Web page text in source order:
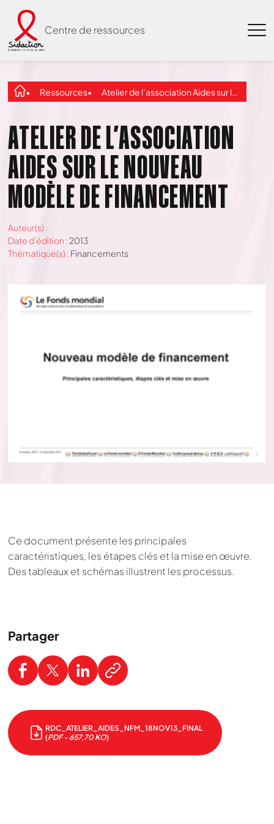
Centre de ressources
Ressources Atelier de l’association Aides sur le nouveau modèle de financement
ATELIER DE L’ASSOCIATION
AIDES SUR LE NOUVEAU
MODÈLE DE FINANCEMENT
Auteur(s) :
Date d'édition : 2013
Thématique(s) : Financements
Ce document présente les principales
caractéristiques, les étapes clés et la mise en œuvre.
Des tableaux et schémas illustrent les processus.
Partager
RDC_ATELIER_AIDES_NFM_18NOV13_FINAL
(PDF - 657,70 KO)